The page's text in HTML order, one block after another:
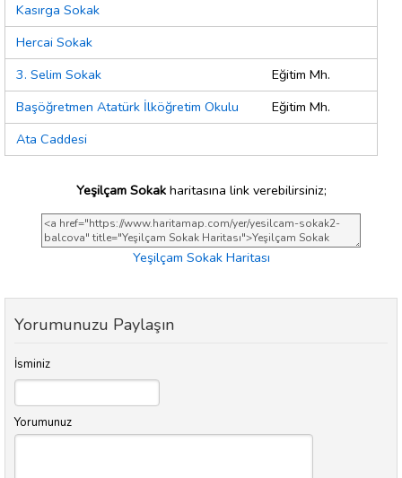
Kasırga Sokak
Hercai Sokak
3. Selim Sokak
Eğitim Mh.
Başöğretmen Atatürk İlköğretim Okulu
Eğitim Mh.
Ata Caddesi
Yeşilçam Sokakharitasına link verebilirsiniz;
Yeşilçam Sokak Haritası
Yorumunuzu Paylaşın
İsminiz
Yorumunuz